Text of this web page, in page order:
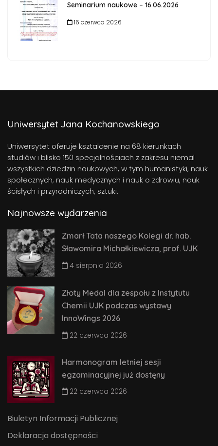
Seminarium naukowe – 16.06.2026
16 czerwca 2026
Uniwersytet Jana Kochanowskiego
Uniwersytet oferuje ksztalcenie na 68 kierunkach
studiów i blisko 150 specjalnościach z zakresu niemal
wszystkich dziedzin naukowych, w tym humanistyki, nauk
społecznych, nauk medycznych i nauk o zdrowiu, nauk
ścisłych i przyrodniczych, sztuki.
Najnowsze wydarzenia
Zmarł Tata naszego Kolegi dr. hab.
Sławomira Michałkiewicza, prof. UJK
4 sierpnia 2026
Złoty Medal dla zespołu z Instytutu
Chemii UJK podczas wystawy
InnoWings 2026
22 czerwca 2026
Harmonogram letniej sesji
egzaminacyjnej już dostęny
22 czerwca 2026
Biuletyn Informacji Publicznej
Deklaracja dostępności